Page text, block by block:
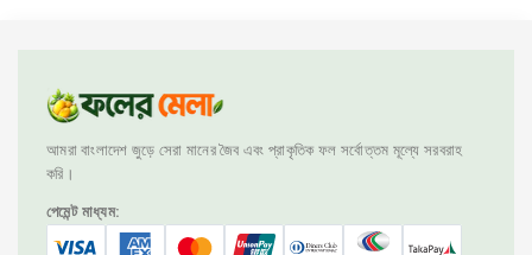
যোগাযোগ
লগইন
আমরা বাংলাদেশ জুড়ে সেরা মানের জৈব এবং প্রাকৃতিক ফল সর্বোত্তম মূল্যে সরবরাহ
করি।
পেমেন্ট মাধ্যম: